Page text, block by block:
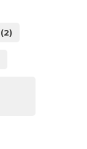
(2)